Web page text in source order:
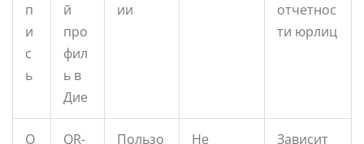
п
и
с
ь
й
про
фил
ь в
Дие
ии
отчетнос
ти юрлиц
О
QR-
Пользо
Не
Зависит